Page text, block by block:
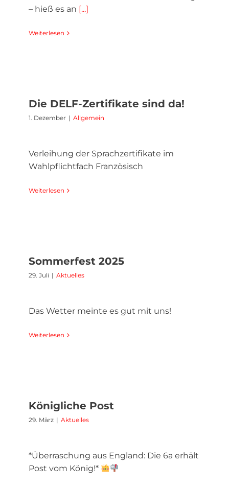
– hieß es an [...]
Weiterlesen
Die DELF-Zertifikate sind da!
1. Dezember | Allgemein
Verleihung der Sprachzertifikate im
Wahlpflichtfach Französisch
Weiterlesen
Sommerfest 2025
29. Juli | Aktuelles
Das Wetter meinte es gut mit uns!
Weiterlesen
Königliche Post
29. März | Aktuelles
*Überraschung aus England: Die 6a erhält
Post vom König!*